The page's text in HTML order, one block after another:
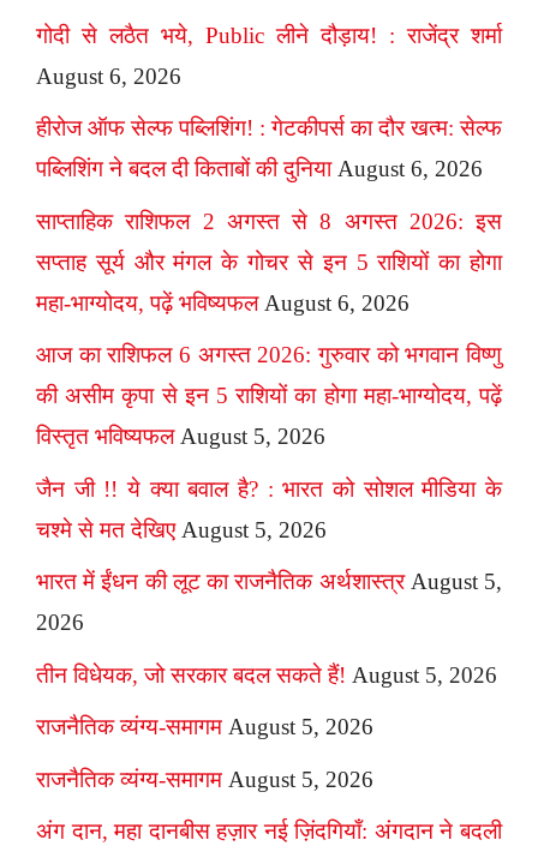
गोदी से लठैत भये, Public लीने दौड़ाय! : राजेंद्र शर्मा
August 6, 2026
हीरोज ऑफ सेल्फ पब्लिशिंग! : गेटकीपर्स का दौर खत्म: सेल्फ
पब्लिशिंग ने बदल दी किताबों की दुनिया August 6, 2026
साप्ताहिक राशिफल 2 अगस्त से 8 अगस्त 2026: इस
सप्ताह सूर्य और मंगल के गोचर से इन 5 राशियों का होगा
महा-भाग्योदय, पढ़ें भविष्यफल August 6, 2026
आज का राशिफल 6 अगस्त 2026: गुरुवार को भगवान विष्णु
की असीम कृपा से इन 5 राशियों का होगा महा-भाग्योदय, पढ़ें
विस्तृत भविष्यफल August 5, 2026
जैन जी !! ये क्या बवाल है? : भारत को सोशल मीडिया के
चश्मे से मत देखिए August 5, 2026
भारत में ईंधन की लूट का राजनैतिक अर्थशास्त्र August 5,
2026
तीन विधेयक, जो सरकार बदल सकते हैं! August 5, 2026
राजनैतिक व्यंग्य-समागम August 5, 2026
राजनैतिक व्यंग्य-समागम August 5, 2026
अंग दान, महा दानबीस हज़ार नई ज़िंदगियाँ: अंगदान ने बदली